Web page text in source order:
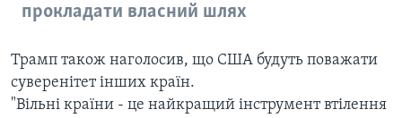
прокладати власний шлях
Трамп також наголосив, що США будуть поважати
суверенітет інших країн.
"Вільні країни - це найкращий інструмент втілення